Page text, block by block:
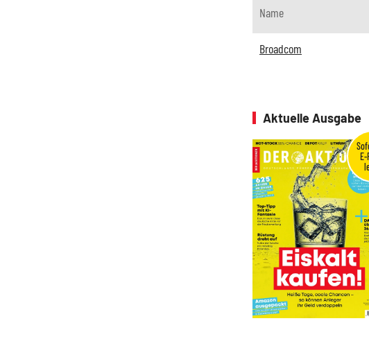
Name
Broadcom
Aktuelle Ausgabe